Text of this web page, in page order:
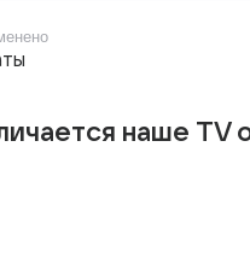
наше TV